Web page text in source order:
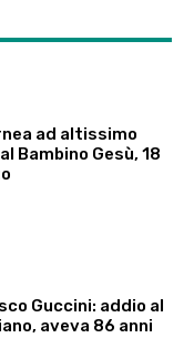
ad altissimo
Bambino Gesù, 18
Guccini: addio al
aveva 86 anni